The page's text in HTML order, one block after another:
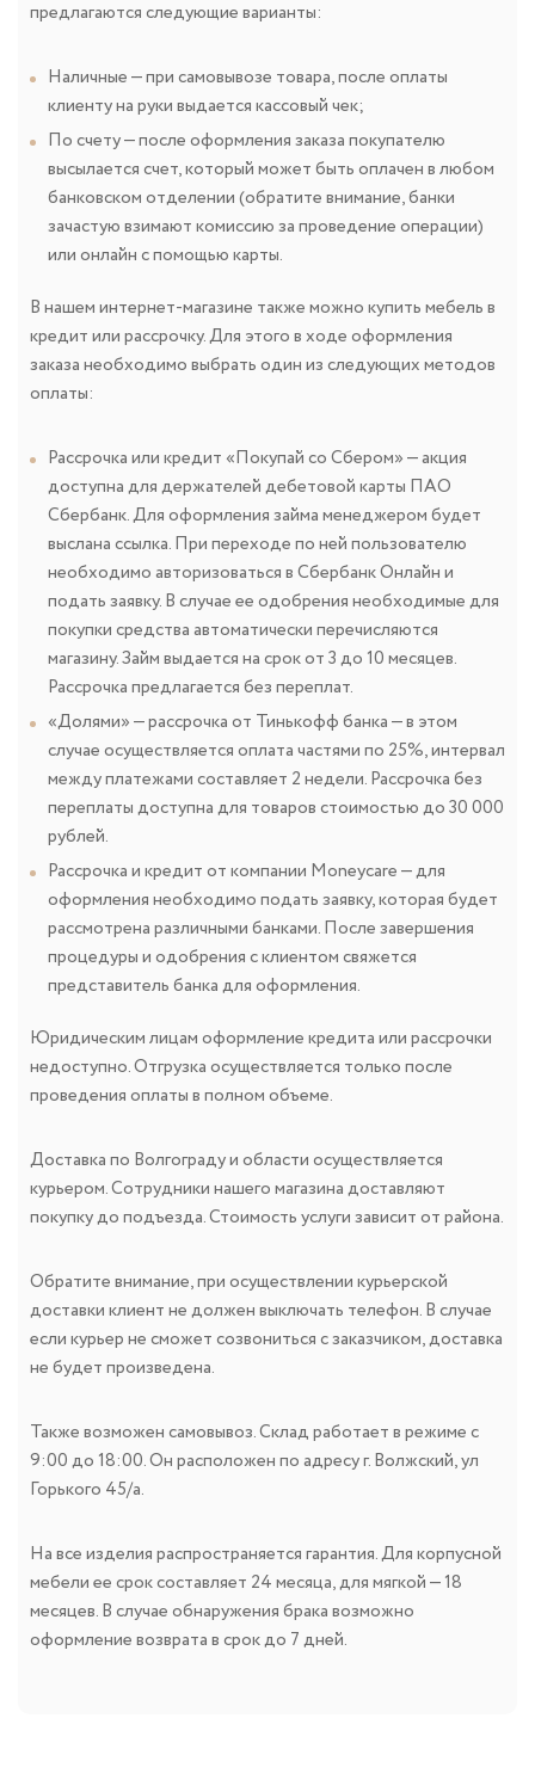
предлагаются следующие варианты:
Наличные — при самовывозе товара, после оплаты
клиенту на руки выдается кассовый чек;
По счету — после оформления заказа покупателю
высылается счет, который может быть оплачен в любом
банковском отделении (обратите внимание, банки
зачастую взимают комиссию за проведение операции)
или онлайн с помощью карты.
В нашем интернет-магазине также можно купить мебель в
кредит или рассрочку. Для этого в ходе оформления
заказа необходимо выбрать один из следующих методов
оплаты:
Рассрочка или кредит «Покупай со Сбером» — акция
доступна для держателей дебетовой карты ПАО
Сбербанк. Для оформления займа менеджером будет
выслана ссылка. При переходе по ней пользователю
необходимо авторизоваться в Сбербанк Онлайн и
подать заявку. В случае ее одобрения необходимые для
покупки средства автоматически перечисляются
магазину. Займ выдается на срок от 3 до 10 месяцев.
Рассрочка предлагается без переплат.
«Долями» — рассрочка от Тинькофф банка — в этом
случае осуществляется оплата частями по 25%, интервал
между платежами составляет 2 недели. Рассрочка без
переплаты доступна для товаров стоимостью до 30 000
рублей.
Рассрочка и кредит от компании Moneycare — для
оформления необходимо подать заявку, которая будет
рассмотрена различными банками. После завершения
процедуры и одобрения с клиентом свяжется
представитель банка для оформления.
Юридическим лицам оформление кредита или рассрочки
недоступно. Отгрузка осуществляется только после
проведения оплаты в полном объеме.
Доставка по Волгограду и области осуществляется
курьером. Сотрудники нашего магазина доставляют
покупку до подъезда. Стоимость услуги зависит от района.
Обратите внимание, при осуществлении курьерской
доставки клиент не должен выключать телефон. В случае
если курьер не сможет созвониться с заказчиком, доставка
не будет произведена.
Также возможен самовывоз. Склад работает в режиме с
9:00 до 18:00. Он расположен по адресу г. Волжский, ул
Горького 45/а.
На все изделия распространяется гарантия. Для корпусной
мебели ее срок составляет 24 месяца, для мягкой — 18
месяцев. В случае обнаружения брака возможно
оформление возврата в срок до 7 дней.